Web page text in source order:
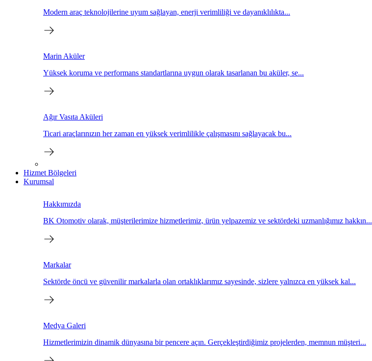
Modern araç teknolojilerine uyum sağlayan, enerji verimliliği ve dayanıklılıkta...
Marin Aküler
Yüksek koruma ve performans standartlarına uygun olarak tasarlanan bu aküler, se...
Ağır Vasıta Aküleri
Ticari araçlarınızın her zaman en yüksek verimlilikle çalışmasını sağlayacak bu...
Hizmet Bölgeleri
Kurumsal
Hakkımızda
BK Otomotiv olarak, müşterilerimize hizmetlerimiz, ürün yelpazemiz ve sektördeki uzmanlığımız hakkın...
Markalar
Sektörde öncü ve güvenilir markalarla olan ortaklıklarımız sayesinde, sizlere yalnızca en yüksek kal...
Medya Galeri
Hizmetlerimizin dinamik dünyasına bir pencere açın. Gerçekleştirdiğimiz projelerden, memnun müşteri...